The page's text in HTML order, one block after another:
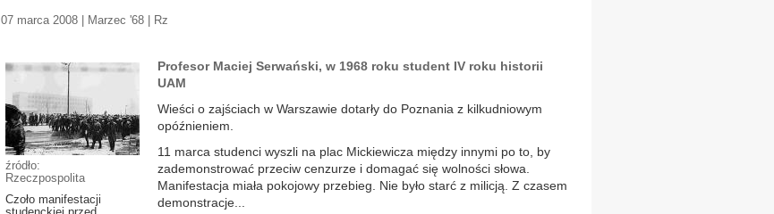
07 marca 2008 | Marzec '68 | Rz
źródło:
Rzeczpospolita
Czoło manifestacji
Profesor Maciej Serwański, w 1968 roku student IV roku historii
UAM
Wieści o zajściach w Warszawie dotarły do Poznania z kilkudniowym
opóźnieniem.
11 marca studenci wyszli na plac Mickiewicza między innymi po to, by
zademonstrować przeciw cenzurze i domagać się wolności słowa.
Manifestacja miała pokojowy przebieg. Nie było starć z milicją. Z czasem
demonstracje...